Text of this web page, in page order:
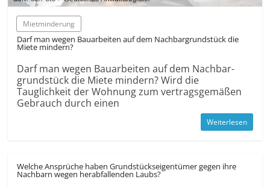
Miet­minderung
Darf man wegen Bauarbeiten auf dem Nachbar­grundstück die
Miete mindern?
Darf man wegen Bauarbeiten auf dem Nachbar­
grundstück die Miete mindern? Wird die
Tauglichkeit der Wohnung zum vertragsgemäßen
Gebrauch durch einen
Weiterlesen
Welche Ansprüche haben Grundstückseigentümer gegen ihre
Nachbarn wegen herabfallenden Laubs?